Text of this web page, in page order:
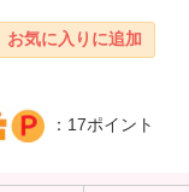
：17ポイント